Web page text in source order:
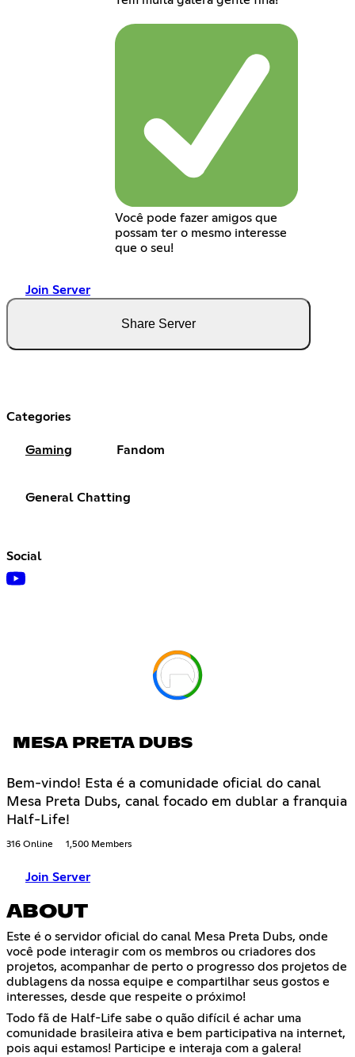
Você pode fazer amigos que
possam ter o mesmo interesse
que o seu!
Join Server
Share Server
Categories
Gaming Fandom
General Chatting
Social
MESA PRETA DUBS
Bem-vindo! Esta é a comunidade oficial do canal
Mesa Preta Dubs, canal focado em dublar a franquia
Half-Life!
316 Online 1,500 Members
Join Server
ABOUT
Este é o servidor oficial do canal Mesa Preta Dubs, onde
você pode interagir com os membros ou criadores dos
projetos, acompanhar de perto o progresso dos projetos de
dublagens da nossa equipe e compartilhar seus gostos e
interesses, desde que respeite o próximo!
Todo fã de Half-Life sabe o quão difícil é achar uma
comunidade brasileira ativa e bem participativa na internet,
pois aqui estamos! Participe e interaja com a galera!